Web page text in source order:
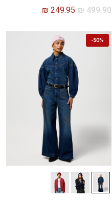
₪499.90
₪ 249.95
50%
-